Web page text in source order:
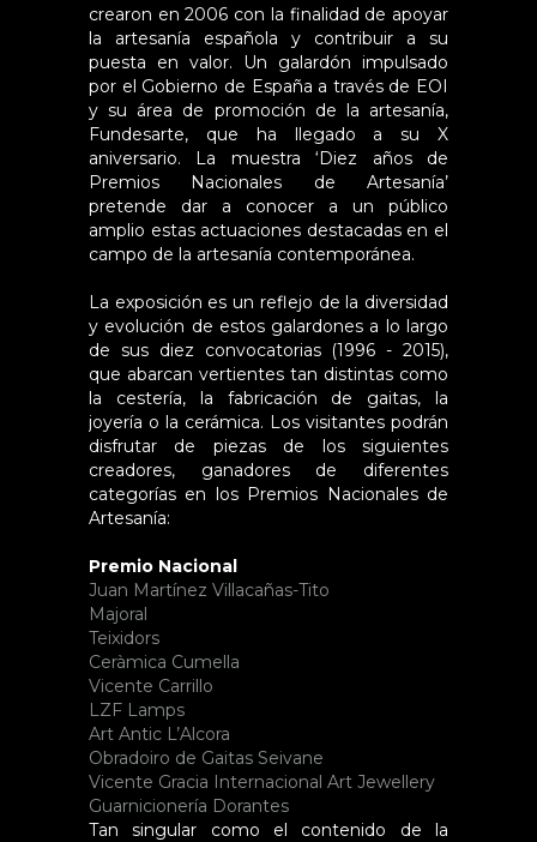
crearon en 2006 con la finalidad de apoyar
la artesanía española y contribuir a su
puesta en valor. Un galardón impulsado
por el Gobierno de España a través de EOI
y su área de promoción de la artesanía,
Fundesarte, que ha llegado a su X
aniversario. La muestra ‘Diez años de
Premios Nacionales de Artesanía’
pretende dar a conocer a un público
amplio estas actuaciones destacadas en el
campo de la artesanía contemporánea.
La exposición es un reflejo de la diversidad
y evolución de estos galardones a lo largo
de sus diez convocatorias (1996 - 2015),
que abarcan vertientes tan distintas como
la cestería, la fabricación de gaitas, la
joyería o la cerámica. Los visitantes podrán
disfrutar de piezas de los siguientes
creadores, ganadores de diferentes
categorías en los Premios Nacionales de
Artesanía:
Premio Nacional
Juan Martínez Villacañas-Tito
Majoral
Teixidors
Ceràmica Cumella
Vicente Carrillo
LZF Lamps
Art Antic L’Alcora
Obradoiro de Gaitas Seivane
Vicente Gracia Internacional Art Jewellery
Guarnicionería Dorantes
Tan singular como el contenido de la